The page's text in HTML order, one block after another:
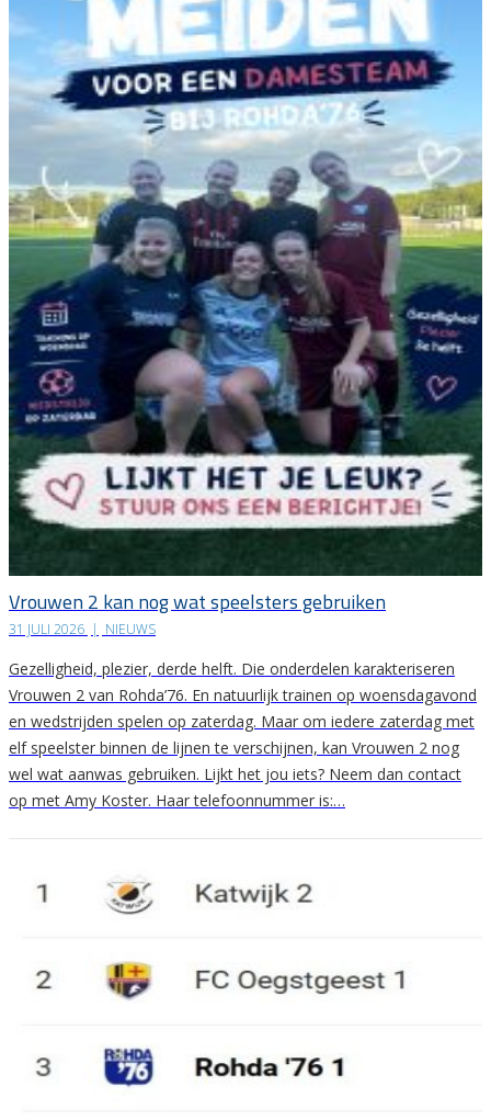
Vrouwen 2 kan nog wat speelsters gebruiken
31 JULI 2026 | NIEUWS
Gezelligheid, plezier, derde helft. Die onderdelen karakteriseren
Vrouwen 2 van Rohda’76. En natuurlijk trainen op woensdagavond
en wedstrijden spelen op zaterdag. Maar om iedere zaterdag met
elf speelster binnen de lijnen te verschijnen, kan Vrouwen 2 nog
wel wat aanwas gebruiken. Lijkt het jou iets? Neem dan contact
op met Amy Koster. Haar telefoonnummer is:…